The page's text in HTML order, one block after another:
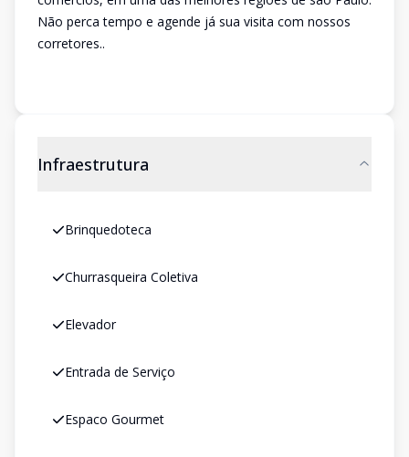
Não perca tempo e agende já sua visita com nossos
corretores..
Infraestrutura
Brinquedoteca
Churrasqueira Coletiva
Elevador
Entrada de Serviço
Espaco Gourmet